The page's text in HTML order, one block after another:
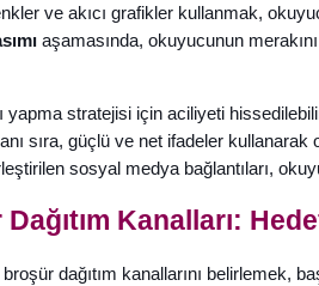
ve akıcı grafikler kullanmak,
aşamasında, okuyucunun
yapma stratejisi için aciliyeti
sıra, güçlü ve net ifadeler
sosyal medya bağlantıları,
Kanalları:
dağıtım kanallarını belirlemek,